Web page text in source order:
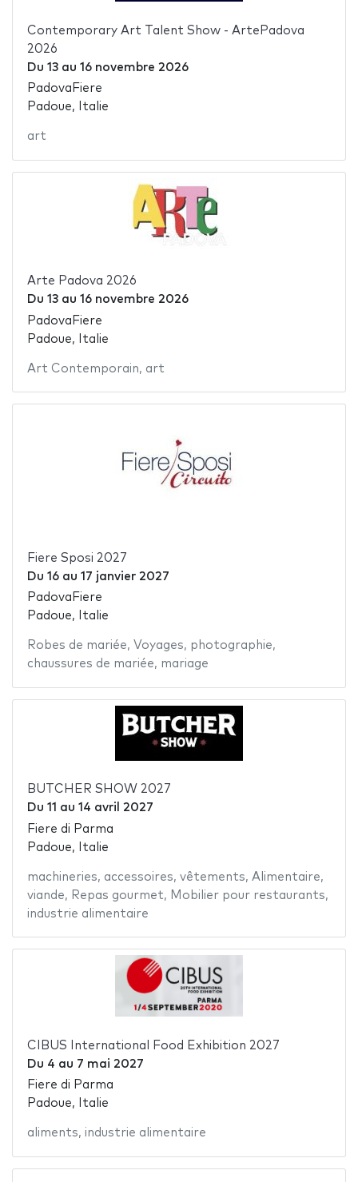
Contemporary Art Talent Show - ArtePadova
2026
Du 13au 16 novembre 2026
PadovaFiere
Padoue, Italie
art
Arte Padova 2026
Du 13au 16 novembre 2026
PadovaFiere
Padoue, Italie
Art Contemporain, art
Fiere Sposi 2027
Du 16au 17 janvier 2027
PadovaFiere
Padoue, Italie
Robes de mariée, Voyages, photographie,
chaussures de mariée, mariage
BUTCHER SHOW 2027
Du 11 au 14 avril 2027
Fiere di Parma
Padoue, Italie
machineries, accessoires, vêtements, Alimentaire,
viande, Repas gourmet, Mobilier pour restaurants,
industrie alimentaire
CIBUS International Food Exhibition 2027
Du 4 au 7 mai 2027
Fiere di Parma
Padoue, Italie
aliments, industrie alimentaire